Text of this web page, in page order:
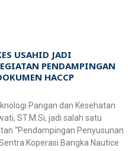
USAHID JADI
PENDAMPINGAN
HACCP
Pangan dan Kesehatan
ST.M.Si, jadi salah satu
“Pendampingan Penyusunan
Koperasi Bangka Nautice